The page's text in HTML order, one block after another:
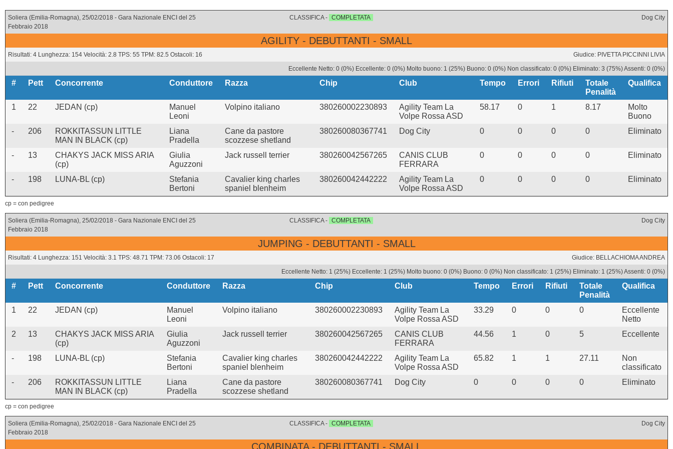
Soliera (Emilia-Romagna), 25/02/2018 - Gara Nazionale ENCI del 25
Febbraio 2018
CLASSIFICA - COMPLETATA Dog City
AGILITY - DEBUTTANTI - SMALL
Risultati: 4 Lunghezza: 154 Velocità: 2.8 TPS: 55 TPM: 82.5 Ostacoli: 16
Giudice: PIVETTA PICCINNI LIVIA
Eccellente Netto: 0 (0%) Eccellente: 0 (0%) Molto buono: 1 (25%) Buono: 0 (0%) Non classificato: 0 (0%) Eliminato: 3 (75%) Assenti: 0 (0%)
# Pett Concorrente Conduttore Razza Chip Club Tempo Errori Rifiuti
Totale
Penalità
Qualifica
1 22 JEDAN (cp)
Manuel
Leoni
Volpino italiano 380260002230893
Agility Team La
Volpe Rossa ASD
58.17 0 1 8.17
Molto
Buono
-
206
ROKKITASSUN LITTLE
MAN IN BLACK (cp)
Liana
Pradella
Cane da pastore
scozzese shetland
380260080367741 Dog City 0 0 0 0 Eliminato
- 13
CHAKYS JACK MISS ARIA
(cp)
Giulia
Aguzzoni
Jack russell terrier 380260042567265
CANIS CLUB
FERRARA
0 0 0 0 Eliminato
- 198 LUNA-BL (cp)
Stefania
Bertoni
Cavalier king charles
spaniel blenheim
380260042442222
Agility Team La
Volpe Rossa ASD
0 0 0 0 Eliminato
cp = con pedigree
Soliera (Emilia-Romagna), 25/02/2018 - Gara Nazionale ENCI del 25
Febbraio 2018
CLASSIFICA - COMPLETATA Dog City
JUMPING - DEBUTTANTI - SMALL
Risultati: 4 Lunghezza: 151 Velocità: 3.1 TPS: 48.71 TPM: 73.06 Ostacoli: 17
Giudice: BELLACHIOMA ANDREA
Eccellente Netto: 1 (25%) Eccellente: 1 (25%) Molto buono: 0 (0%) Buono: 0 (0%) Non classificato: 1 (25%) Eliminato: 1 (25%) Assenti: 0 (0%)
# Pett Concorrente Conduttore Razza Chip Club Tempo Errori Rifiuti
Totale
Penalità
Qualifica
1 22 JEDAN (cp)
Manuel
Leoni
Volpino italiano 380260002230893
Agility Team La
Volpe Rossa ASD
33.29 0 0 0
Eccellente
Netto
2
13
CHAKYS JACK MISS ARIA
(cp)
Giulia
Aguzzoni
Jack russell terrier 380260042567265
CANIS CLUB
FERRARA
44.56 1 0 5 Eccellente
- 198 LUNA-BL (cp)
Stefania
Bertoni
Cavalier king charles
spaniel blenheim
380260042442222
Agility Team La
Volpe Rossa ASD
65.82 1 1 27.11
Non
classificato
-
206
ROKKITASSUN LITTLE
MAN IN BLACK (cp)
Liana
Pradella
Cane da pastore
scozzese shetland
380260080367741 Dog City 0 0 0 0 Eliminato
cp = con pedigree
Soliera (Emilia-Romagna), 25/02/2018 - Gara Nazionale ENCI del 25
Febbraio 2018
CLASSIFICA - COMPLETATA Dog City
COMBINATA - DEBUTTANTI - SMALL